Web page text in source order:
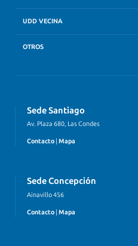
UDD VECINA
OTROS
Sede Santiago
Av. Plaza 680, Las Condes
Contacto Mapa
Sede Concepción
Ainavillo 456
Contacto | Mapa